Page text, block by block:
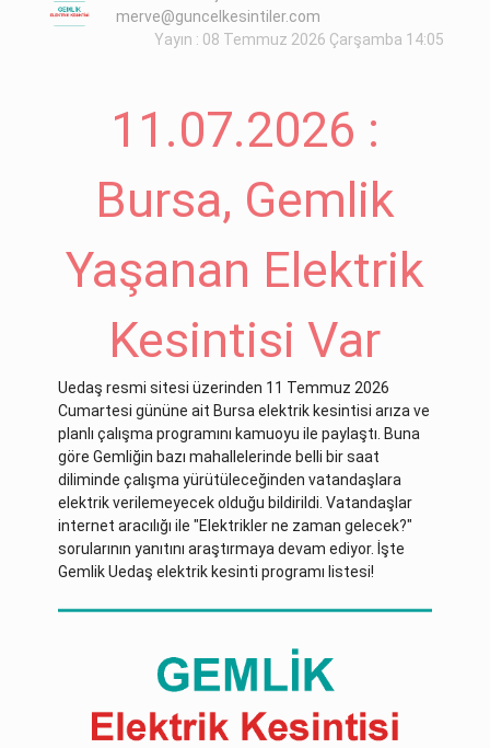
merve@guncelkesintiler.com
Yayın : 08 Temmuz 2026 Çarşamba 14:05
11.07.2026 :
Bursa, Gemlik
Yaşanan Elektrik
Kesintisi Var
Uedaş resmi sitesi üzerinden 11 Temmuz 2026
Cumartesi gününe ait Bursa elektrik kesintisi arıza ve
planlı çalışma programını kamuoyu ile paylaştı. Buna
göre Gemliğin bazı mahallelerinde belli bir saat
diliminde çalışma yürütüleceğinden vatandaşlara
elektrik verilemeyecek olduğu bildirildi. Vatandaşlar
internet aracılığı ile "Elektrikler ne zaman gelecek?"
sorularının yanıtını araştırmaya devam ediyor. İşte
Gemlik Uedaş elektrik kesinti programı listesi!